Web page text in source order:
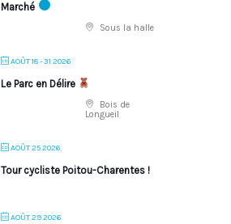
Marché
Sous la halle
AOÛT 18 - 31 2026
Le Parc en Délire
Bois de
Longueil
AOÛT 25 2026
Tour cycliste Poitou-Charentes !
AOÛT 29 2026